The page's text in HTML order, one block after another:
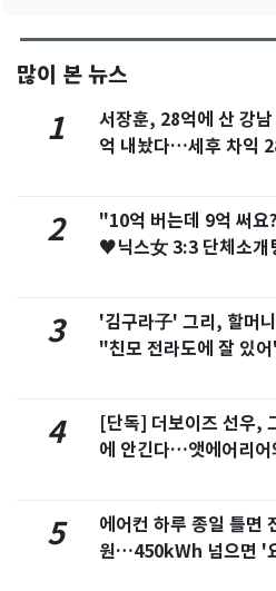
많이 본 뉴스
1
서장훈, 28억에 산 강
억 내놨다…세후 차익
2
"10억 버는데 9억 써
♥닉스女 3:3 단체소개
3
'김구라子' 그리, 할머
"친모 전라도에 잘 있
4
[단독] 더보이즈 선우,
에 안긴다…앳에어리어
5
에어컨 하루 종일 틀면
원…450kWh 넘으면 '